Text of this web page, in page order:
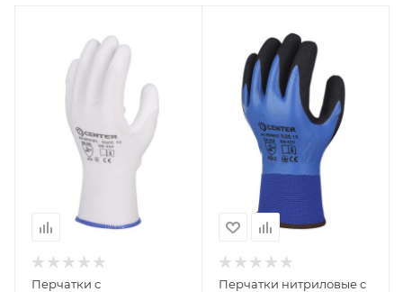
Перчатки с
Перчатки нитриловые с